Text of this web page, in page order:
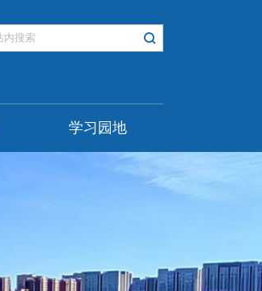
学习园地